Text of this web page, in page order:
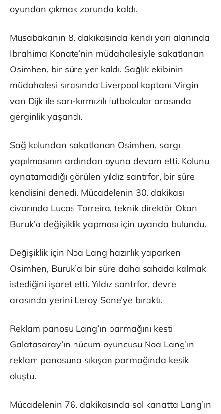
oyundan çıkmak zorunda kaldı.
Müsabakanın 8. dakikasında kendi yarı alanında
Ibrahima Konate’nin müdahalesiyle sakatlanan
Osimhen, bir süre yer kaldı. Sağlık ekibinin
müdahalesi sırasında Liverpool kaptanı Virgin
van Dijk ile sarı-kırmızılı futbolcular arasında
gerginlik yaşandı.
Sağ kolundan sakatlanan Osimhen, sargı
yapılmasının ardından oyuna devam etti. Kolunu
oynatamadığı görülen yıldız santrfor, bir süre
kendisini denedi. Mücadelenin 30. dakikası
civarında Lucas Torreira, teknik direktör Okan
Buruk’a değişiklik yapması için uyarıda bulundu.
Değişiklik için Noa Lang hazırlık yaparken
Osimhen, Buruk’a bir süre daha sahada kalmak
istediğini işaret etti. Yıldız santrfor, devre
arasında yerini Leroy Sane’ye bıraktı.
Reklam panosu Lang’ın parmağını kesti
Galatasaray’ın hücum oyuncusu Noa Lang’ın
reklam panosuna sıkışan parmağında kesik
oluştu.
Mücadelenin 76. dakikasında sol kanatta Lang’ın